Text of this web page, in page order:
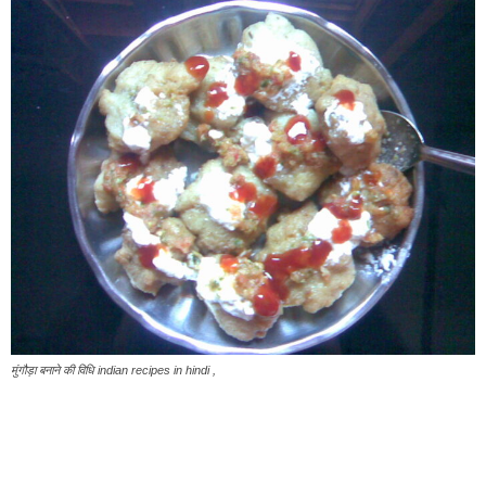
मुंगौड़ा बनाने की विधि indian recipes in hindi ,